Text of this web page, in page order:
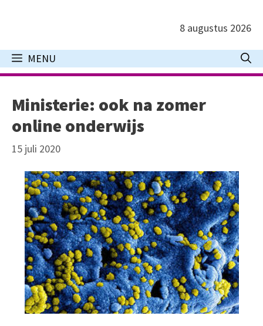
inhoud
8 augustus 2026
MENU
Ministerie: ook na zomer
online onderwijs
15 juli 2020